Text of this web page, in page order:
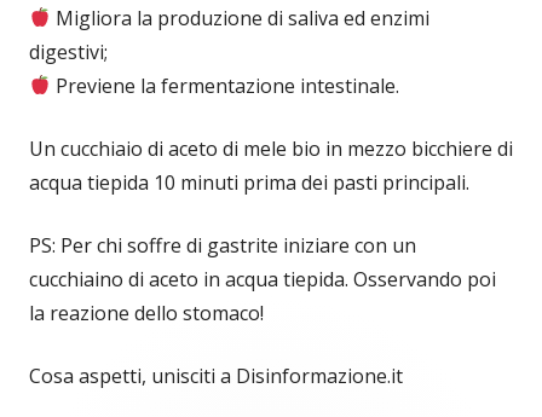
Migliora la produzione di saliva ed enzimi
digestivi;
Previene la fermentazione intestinale.
Un cucchiaio di aceto di mele bio in mezzo bicchiere di
acqua tiepida 10 minuti prima dei pasti principali.
PS: Per chi soffre di gastrite iniziare con un
cucchiaino di aceto in acqua tiepida. Osservando poi
la reazione dello stomaco!
Cosa aspetti, unisciti a Disinformazione.it